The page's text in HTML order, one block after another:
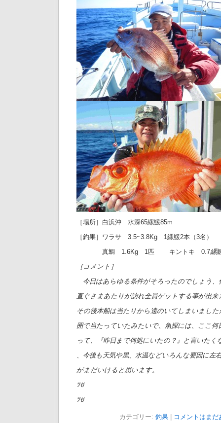
［場所］白浜沖 水深65縲鰀85m
［釣果］ワラサ 3.5~3.8Kg 1縲鰀2本（3名）
真鯛 1.6Kg 1匹 キントキ 0.7縲
［コメント］
今日はあらゆる条件がそろったのでしょう、
直ぐさまあたりが訪れ全員ゲットする事が出来
その後本船は当たりから遠のいてしまいました
囲で当たっていたみたいで、魚探には、ここ何
って、『昨日まで何処にいたの？』と言いたく
、今後も天気や風、水温などいろんな要因に左
がまだいけると思います。
ﾂꀀ
ﾂꀀ
カテゴリー: 釣果| コメントはまだ